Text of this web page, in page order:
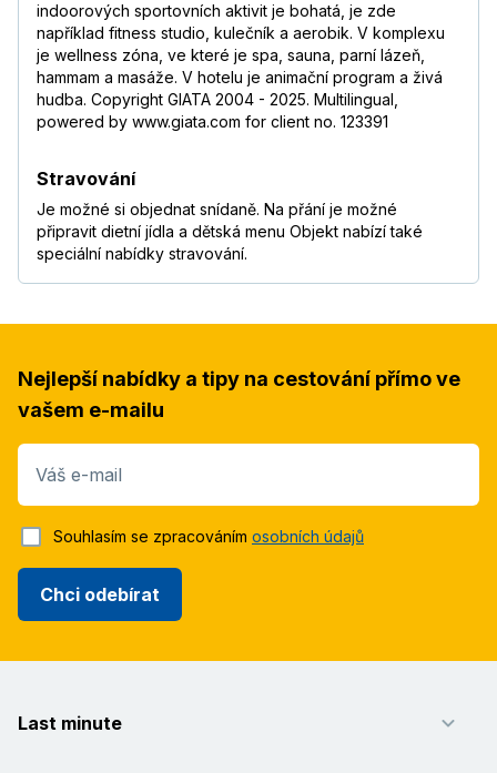
indoorových sportovních aktivit je bohatá, je zde
například fitness studio, kulečník a aerobik. V komplexu
je wellness zóna, ve které je spa, sauna, parní lázeň,
hammam a masáže. V hotelu je animační program a živá
hudba. Copyright GIATA 2004 - 2025. Multilingual,
powered by www.giata.com for client no. 123391
Stravování
Je možné si objednat snídaně. Na přání je možné
připravit dietní jídla a dětská menu Objekt nabízí také
speciální nabídky stravování.
Nejlepší nabídky a tipy na cestování přímo ve
vašem e-mailu
Váš e-mail
Chci odebírat
Souhlasím se zpracováním osobních údajů
Last minute